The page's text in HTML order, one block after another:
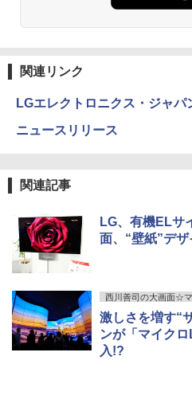
関連リンク
LGエレクトロニクス・ジャパ
ニュースリリース
関連記事
LG、有機ELサ
面、“壁紙”デ
西川善司の大画面☆
激しさを増す“
ンが「マイク
入!?